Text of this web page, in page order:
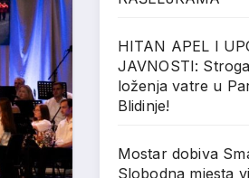
HITAN APEL I
JAVNOSTI:
loženja vatre u
Blidinje!
Mostar dobiva
Slobodna mjesta